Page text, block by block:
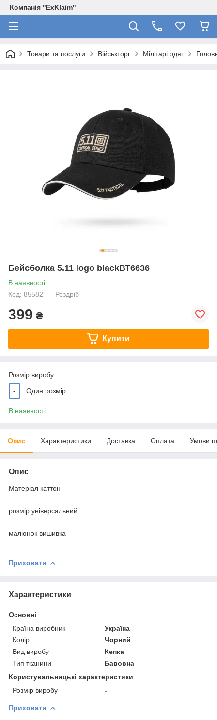
Компанія "ExKlaim"
Товари та послуги Військторг Мілітарі одяг
Бейсболка 5.11 logo blackВТ6636
В наявності
Код: 85582
Роздріб
399 ₴
Купити
Розмір виробу
- Один розмір
В наявності
Опис Характеристики Доставка Оплата Умови
Опис
Матеріал каттон
розмір універсальний
малюнок вишивка
Приховати
Характеристики
Основні
Країна виробник
Україна
Колір
Чорний
Вид виробу
Кепка
Тип тканини
Бавовна
Користувальницькі характеристики
Розмір виробу
-
Приховати